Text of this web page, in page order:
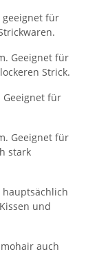
geeignet für
Geeignet für
Strick.
Geeignet für
Geeignet für
stark
hauptsächlich
und
auch